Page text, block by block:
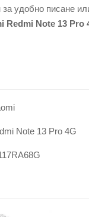
удобно писане
Redmi Note 13 Pro
Note 13 Pro 4G